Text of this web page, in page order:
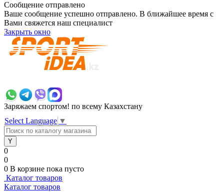
Сообщение отправлено
Ваше сообщение успешно отправлено. В ближайшее время с
Вами свяжется наш специалист
Закрыть окно
Заряжаем спортом! по всему Казахстану
Select Language ▼
0
0
0 В корзине пока пусто
Каталог товаров
Каталог товаров